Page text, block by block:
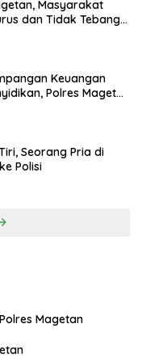
Masyarakat
dan Tidak Tebang
Keuangan
Polres Magetan
Seorang Pria di
Polisi
Polres Magetan